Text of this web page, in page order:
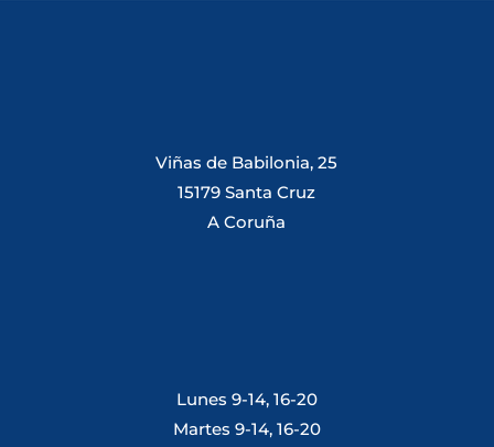
Viñas de Babilonia, 25
15179 Santa Cruz
A Coruña
Lunes 9-14, 16-20
Martes 9-14, 16-20